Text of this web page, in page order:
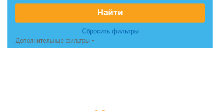
Найти
Сбросить фильтры
Дополнительные фильтры